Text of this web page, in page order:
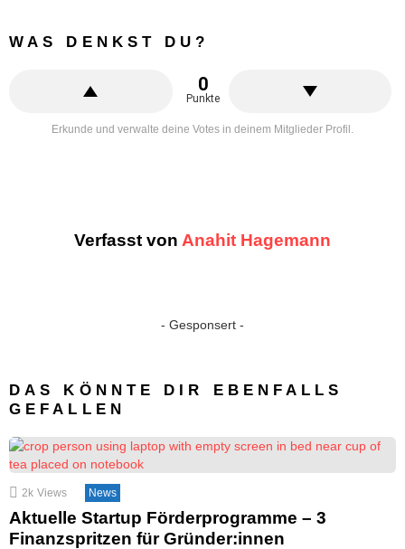
WAS DENKST DU?
0
Punkte
Erkunde und verwalte deine Votes in deinem Mitglieder Profil.
Verfasst von Anahit Hagemann
- Gesponsert -
DAS KÖNNTE DIR EBENFALLS
GEFALLEN
2k Views News
Aktuelle Startup Förderprogramme – 3
Finanzspritzen für Gründer:innen